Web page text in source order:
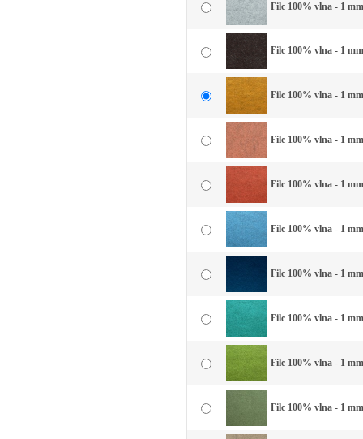
Filc 100% vlna - 1
Filc 100% vlna - 1
Filc 100% vlna - 1
Filc 100% vlna - 1
Filc 100% vlna - 1
Filc 100% vlna - 1
Filc 100% vlna - 1
Filc 100% vlna - 1
Filc 100% vlna - 1
Filc 100% vlna - 1